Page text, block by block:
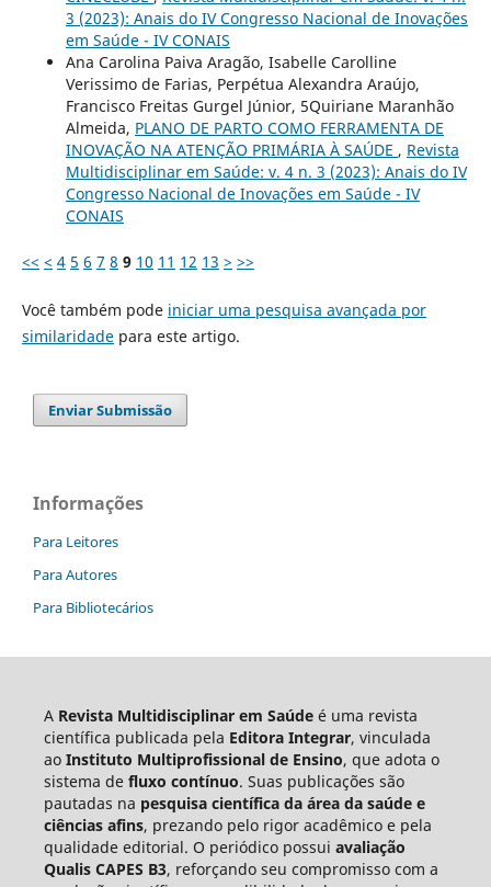
3 (2023): Anais do IV Congresso Nacional de Inovações
em Saúde - IV CONAIS
Ana Carolina Paiva Aragão, Isabelle Carolline
Verissimo de Farias, Perpétua Alexandra Araújo,
Francisco Freitas Gurgel Júnior, 5Quiriane Maranhão
Almeida, PLANO DE PARTO COMO FERRAMENTA DE
INOVAÇÃO NA ATENÇÃO PRIMÁRIA À SAÚDE , Revista
Multidisciplinar em Saúde: v. 4 n. 3 (2023): Anais do IV
Congresso Nacional de Inovações em Saúde - IV
CONAIS
<< < 4 5 6 7 8 9 10 11 12 13 > >>
Você também pode iniciar uma pesquisa avançada por
similaridadepara este artigo.
Enviar Submissão
Informações
Para Leitores
Para Autores
Para Bibliotecários
A Revista Multidisciplinar em Saúdeé uma revista
científica publicada pela Editora Integrar, vinculada
ao Instituto Multiprofissional de Ensino, que adota o
sistema de fluxo contínuo. Suas publicações são
pautadas na pesquisa científica da área da saúde e
ciências afins, prezando pelo rigor acadêmico e pela
qualidade editorial. O periódico possui avaliação
Qualis CAPES B3, reforçando seu compromisso com a